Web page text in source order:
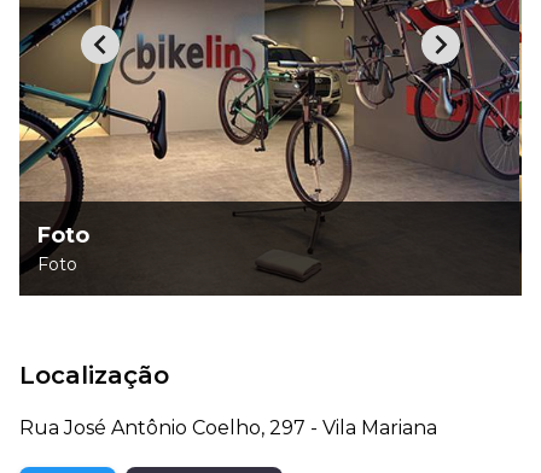
Foto
Foto
Localização
Rua José Antônio Coelho, 297 - Vila Mariana